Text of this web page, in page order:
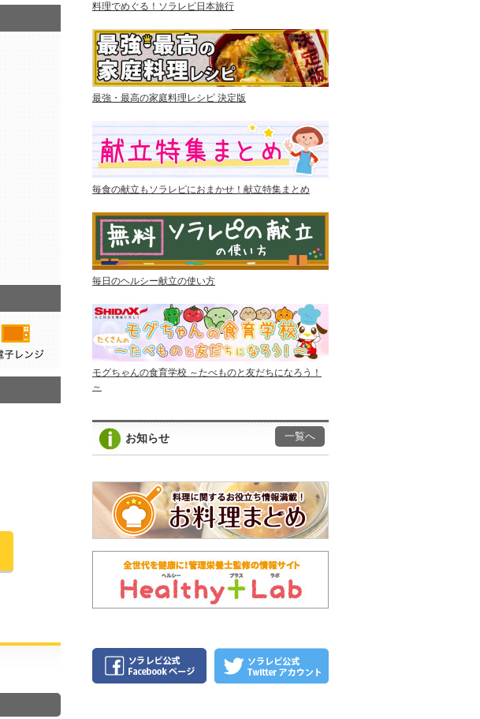
料理でめぐる！ソラレピ日本旅行
最強・最高の家庭料理レシピ 決定版
毎食の献立もソラレピにおまかせ！献立特集まとめ
毎日のヘルシー献立の使い方
モグちゃんの食育学校 ～たべものと友だちになろう！
～
お知らせ 一覧へ